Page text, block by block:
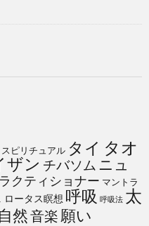
スピリチュアル タイ タオ
ザン チバソム ニュ
クティショナー マントラ
ロータス瞑想 呼吸 呼吸法 太
自然音楽 願い